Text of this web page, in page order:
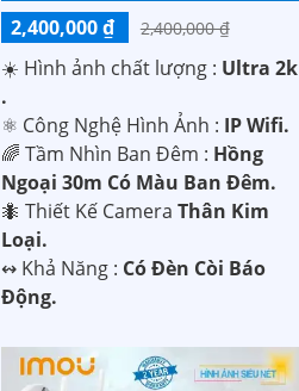
2,400,000 ₫
2,400,000 ₫
☀️ Hình ảnh chất lượng : Ultra 2k
.
⚛️ Công Nghệ Hình Ảnh : IP Wifi.
🌈 Tầm Nhìn Ban Đêm : Hồng
Ngoại 30m Có Màu Ban Đêm.
🐜 Thiết Kế Camera Thân Kim
Loại.
️↭ Khả Năng : Có Đèn Còi Báo
Động.